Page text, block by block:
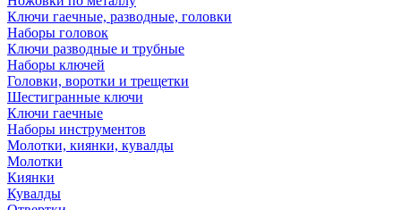
Ключи гаечные, разводные, головки
Наборы головок
Ключи разводные и трубные
Наборы ключей
Головки, воротки и трещетки
Шестигранные ключи
Ключи гаечные
Наборы инструментов
Молотки, киянки, кувалды
Молотки
Киянки
Кувалды